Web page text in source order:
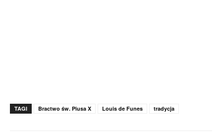
TAGI Bractwo św. Piusa X Louis de Funes tradycja